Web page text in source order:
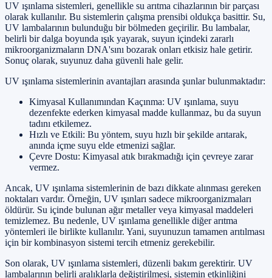
UV ışınlama sistemleri, genellikle su arıtma cihazlarının bir parçası
olarak kullanılır. Bu sistemlerin çalışma prensibi oldukça basittir. Su,
UV lambalarının bulunduğu bir bölmeden geçirilir. Bu lambalar,
belirli bir dalga boyunda ışık yayarak, suyun içindeki zararlı
mikroorganizmaların DNA'sını bozarak onları etkisiz hale getirir.
Sonuç olarak, suyunuz daha güvenli hale gelir.
UV ışınlama sistemlerinin avantajları arasında şunlar bulunmaktadır:
Kimyasal Kullanımından Kaçınma: UV ışınlama, suyu
dezenfekte ederken kimyasal madde kullanmaz, bu da suyun
tadını etkilemez.
Hızlı ve Etkili: Bu yöntem, suyu hızlı bir şekilde arıtarak,
anında içme suyu elde etmenizi sağlar.
Çevre Dostu: Kimyasal atık bırakmadığı için çevreye zarar
vermez.
Ancak, UV ışınlama sistemlerinin de bazı dikkate alınması gereken
noktaları vardır. Örneğin, UV ışınları sadece mikroorganizmaları
öldürür. Su içinde bulunan ağır metaller veya kimyasal maddeleri
temizlemez. Bu nedenle, UV ışınlama genellikle diğer arıtma
yöntemleri ile birlikte kullanılır. Yani, suyunuzun tamamen arıtılması
için bir kombinasyon sistemi tercih etmeniz gerekebilir.
Son olarak, UV ışınlama sistemleri, düzenli bakım gerektirir. UV
lambalarının belirli aralıklarla değiştirilmesi, sistemin etkinliğini